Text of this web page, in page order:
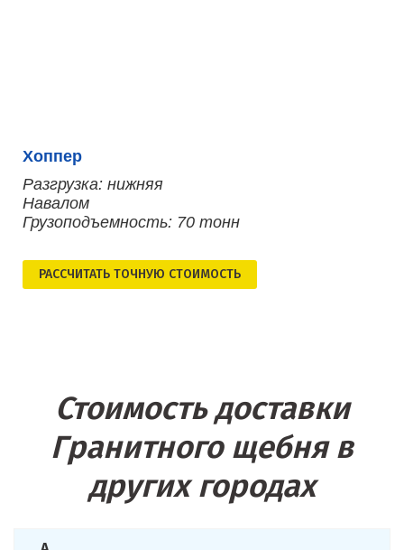
Хоппер
Разгрузка: нижняя
Навалом
Грузоподъемность: 70 тонн
РАСCЧИТАТЬ ТОЧНУЮ СТОИМОСТЬ
Стоимость доставки
Гранитного щебня в
других городах